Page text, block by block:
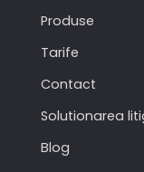
Produse
Tarife
Contact
Solutionarea
Blog